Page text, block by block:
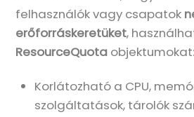
felhasználók vagy csapatok
erőforráskeretüket,
ResourceQuota objektumokat:
Korlátozható a CPU,
szolgáltatások, tárolók